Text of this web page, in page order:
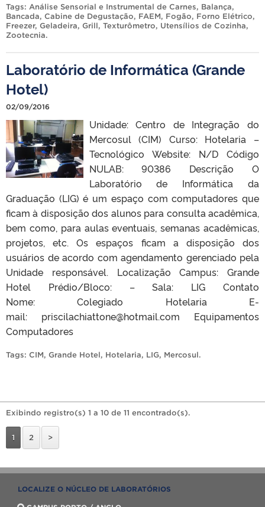
Tags: Análise Sensorial e Instrumental de Carnes, Balança,
Bancada, Cabine de Degustação, FAEM, Fogão, Forno Elétrico,
Freezer, Geladeira, Grill, Texturômetro, Utensílios de Cozinha,
Zootecnia.
Laboratório de Informática (Grande
Hotel)
02/09/2016
Unidade: Centro de Integração do
Mercosul (CIM) Curso: Hotelaria –
Tecnológico Website: N/D Código
NULAB: 90386 Descrição O
Laboratório de Informática da
Graduação (LIG) é um espaço com computadores que
ficam à disposição dos alunos para consulta acadêmica,
bem como, para aulas eventuais, semanas acadêmicas,
projetos, etc. Os espaços ficam a disposição dos
usuários de acordo com agendamento gerenciado pela
Unidade responsável. Localização Campus: Grande
Hotel Prédio/Bloco: – Sala: LIG Contato
Nome: Colegiado Hotelaria E-
mail: priscilachiattone@hotmail.com Equipamentos
Computadores
Tags: CIM, Grande Hotel, Hotelaria, LIG, Mercosul.
Exibindo registro(s) 1 a 10 de 11 encontrado(s).
1 2 >
LOCALIZE O NÚCLEO DE LABORATÓRIOS